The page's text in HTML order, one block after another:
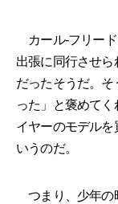
カール-フリード
出張に同行させ
だったそうだ。
った」と褒めて
イヤーのモデル
いうのだ。
つまり、少年の